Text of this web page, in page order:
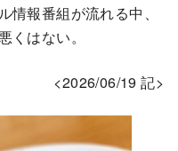
報番組が流れる中、
くはない。
<2026/06/19 記>